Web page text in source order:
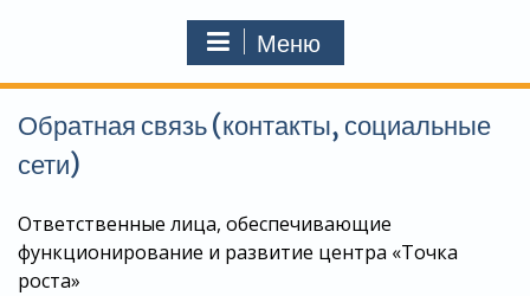
Меню
Обратная связь (контакты, социальные
сети)
Ответственные лица, обеспечивающие
функционирование и развитие центра «Точка
роста»